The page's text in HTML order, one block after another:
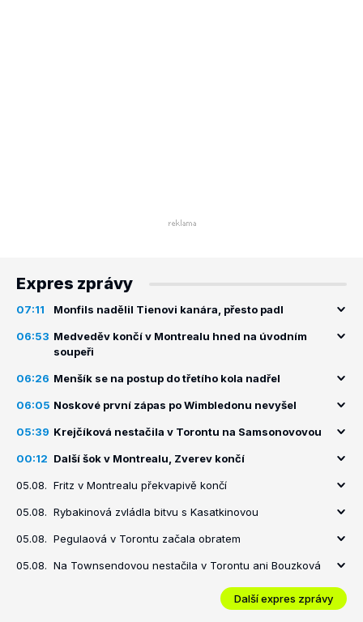
Expres zprávy
07:11 Monfils nadělil Tienovi kanára, přesto padl
06:53 Medveděv končí v Montrealu hned na úvodním
soupeři
06:26 Menšík se na postup do třetího kola nadřel
06:05 Noskové první zápas po Wimbledonu nevyšel
05:39 Krejčíková nestačila v Torontu na Samsonovovou
00:12 Další šok v Montrealu, Zverev končí
05.08. Fritz v Montrealu překvapivě končí
05.08. Rybakinová zvládla bitvu s Kasatkinovou
05.08. Pegulaová v Torontu začala obratem
05.08. Na Townsendovou nestačila v Torontu ani Bouzková
Další expres zprávy